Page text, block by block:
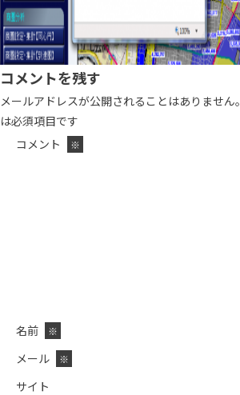
コメントを残す
メールアドレスが公開されることはありません。
は必須項目です
コメント
※
名前 ※
メール ※
サイト